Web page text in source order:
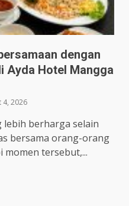
dengan
Ayda Hotel Mangga
4, 2026
lebih berharga selain
bersama orang-orang
tersebut,...